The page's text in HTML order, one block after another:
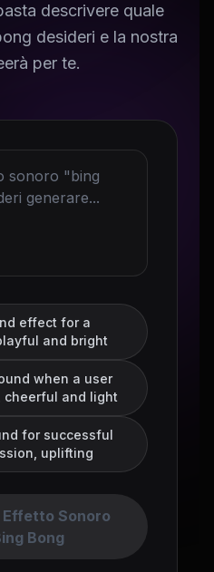
descrivere quale
desideri e la nostra
per te.
effect for a
and bright
when a user
cheerful and light
for successful
uplifting
Effetto Sonoro
Bong